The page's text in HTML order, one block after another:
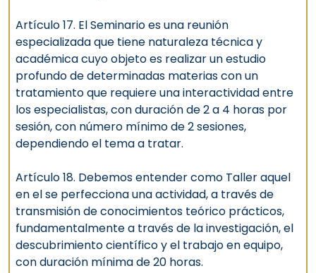
Artículo 17. El Seminario es una reunión
especializada que tiene naturaleza técnica y
académica cuyo objeto es realizar un estudio
profundo de determinadas materias con un
tratamiento que requiere una interactividad entre
los especialistas, con duración de 2 a 4 horas por
sesión, con número mínimo de 2 sesiones,
dependiendo el tema a tratar.
Artículo 18. Debemos entender como Taller aquel
en el se perfecciona una actividad, a través de
transmisión de conocimientos teórico prácticos,
fundamentalmente a través de la investigación, el
descubrimiento científico y el trabajo en equipo,
con duración mínima de 20 horas.